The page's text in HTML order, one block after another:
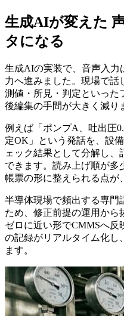
生成AIが変えた
タになる
生成AIの実装で、音声入力
力へ進みました。現場で話
測値・所見・判定といった
後編集の手間が大きく減り
例えば「ポンプA、吐出圧
定OK」という発話を、設
ェック結果として分解し
できます。読み上げ順が多
帳票の形に整えられる点が
半導体現場で頻出する専門
ため、修正前提の運用から
ゼロに近い形でCMMSへ反
の記録がリアルタイム化し
ます。